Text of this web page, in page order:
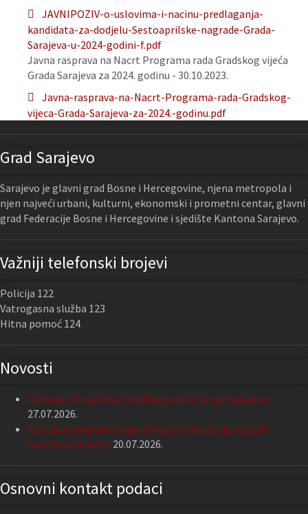
JAVNIPOZIV-o-uslovima-i-nacinu-predlaganja-
kandidata-za-dodjelu-Sestoaprilske-nagrade-Grada-
Sarajeva-u-2024-godini-f.pdf
Javna rasprava na Nacrt Programa rada Gradskog vijeća
Grada Sarajeva za 2024. godinu - 30.10.2023.
Javna-rasprava-na-Nacrt-Programa-rada-Gradskog-
vijeca-Grada-Sarajeva-za-2024.-godinu.pdf
Grad Sarajevo
Sarajevo je glavni grad Bosne i Hercegovine, njena metropola i
njen najveći urbani, kulturni, ekonomski i prometni centar, glavni
grad Federacije Bosne i Hercegovine i sjedište Kantona Sarajevo.
Važniji telefonski brojevi
Policija 122
Vatrogasna služba 123
Hitna pomoć 124
Novosti
Održana 13. sjednica Gradskog vijeća Grada Sarajeva
27.07.2026.
Nastavak podrške Grada Sarajeva Udruženju slijepih
Kantona Sarajevo 20.07.2026.
Osnovni kontakt podaci